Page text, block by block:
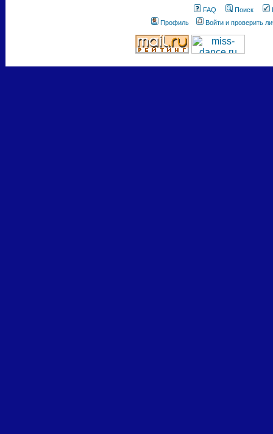
FAQ Поиск
Профиль
Войти и проверить